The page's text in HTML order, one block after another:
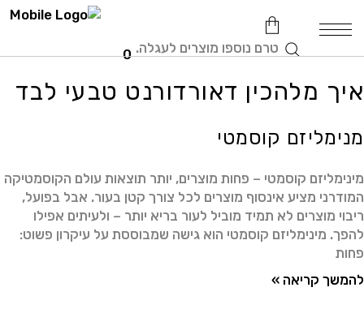
0 טרם נוספו מוצרים לעגלה.
איך מלהכין דאורדורנט טבעי לבד
מנימליזם קוסמטי
מינימליזם קוסמטי – פחות מוצרים, יותר תוצאות עולם הקוסמטיקה
המודרני מציע אינסוף מוצרים לכל צורך קטן בעור. אבל בפועל,
ריבוי מוצרים לא תמיד מוביל לעור בריא יותר – ולעיתים אפילו
להפך. מינימליזם קוסמטי הוא גישה שמבוססת על עיקרון פשוט:
פחות
להמשך קריאה »